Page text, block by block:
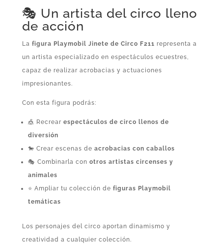
🎭 Un artista del circo lleno
de acción
La figura Playmobil Jinete de Circo F211 representa a
un artista especializado en espectáculos ecuestres,
capaz de realizar acrobacias y actuaciones
impresionantes.
Con esta figura podrás:
🎪 Recrear espectáculos de circo llenos de
diversión
🐎 Crear escenas de acrobacias con caballos
🎭 Combinarla con otros artistas circenses y
animales
⭐ Ampliar tu colección de figuras Playmobil
temáticas
Los personajes del circo aportan dinamismo y
creatividad a cualquier colección.